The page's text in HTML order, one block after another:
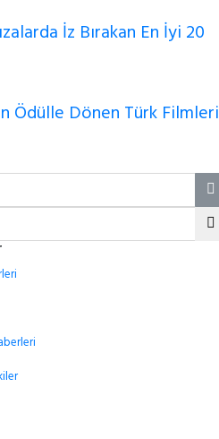
İz Bırakan En İyi 20
Ödülle Dönen Türk Filmleri